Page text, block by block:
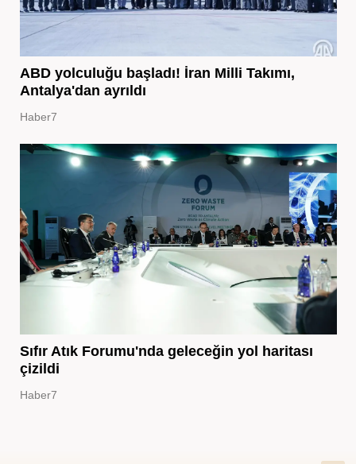
ABD yolculuğu başladı! İran Milli Takımı,
Antalya'dan ayrıldı
Haber7
Sıfır Atık Forumu'nda geleceğin yol haritası
çizildi
Haber7